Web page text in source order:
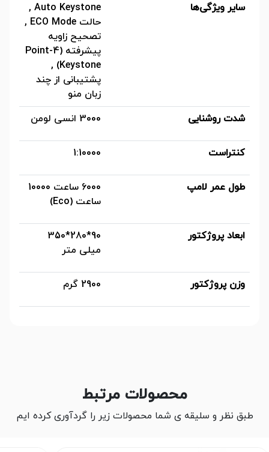
سایر ویژگی‌ها
Auto Keystone ,
حالت ECO Mode ,
تصحیح زاویه
پیشرفته (4-Point
Keystone) ,
پشتیبانی از چند
زبان منو
شدت روشنایی
3000 انسی لومن
کنتراست 1:10000
طول عمر لامپ
6000 ساعت 10000
ساعت (Eco)
ابعاد پروژکتور
90*280*350
میلی متر
وزن پروژکتور 2900 گرم
محصولات مرتبط
طبق نظر و سلیقه ی شما محصولات زیر را گردآوری کرده ایم